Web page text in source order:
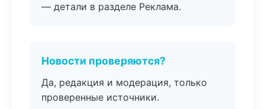
— детали в разделе Реклама.
Новости проверяются?
Да, редакция и модерация, только
проверенные источники.